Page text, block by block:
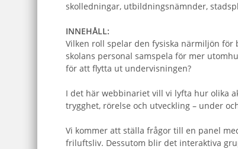
skolledningar, utbildningsnämnder,
INNEHÅLL:
Vilken roll spelar den fysiska närmiljön för
skolans personal samspela för mer
för att flytta ut undervisningen?
I det här webbinariet vill vi lyfta hur olika
trygghet, rörelse och utveckling – under
Vi kommer att ställa frågor till en panel
friluftsliv. Dessutom blir det interaktiva